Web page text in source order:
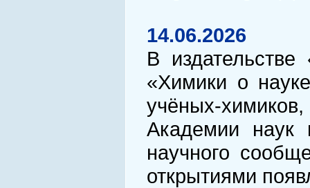
14.06.2026
В
«Химики о
учёных-
Академии наук
научного
открытиями